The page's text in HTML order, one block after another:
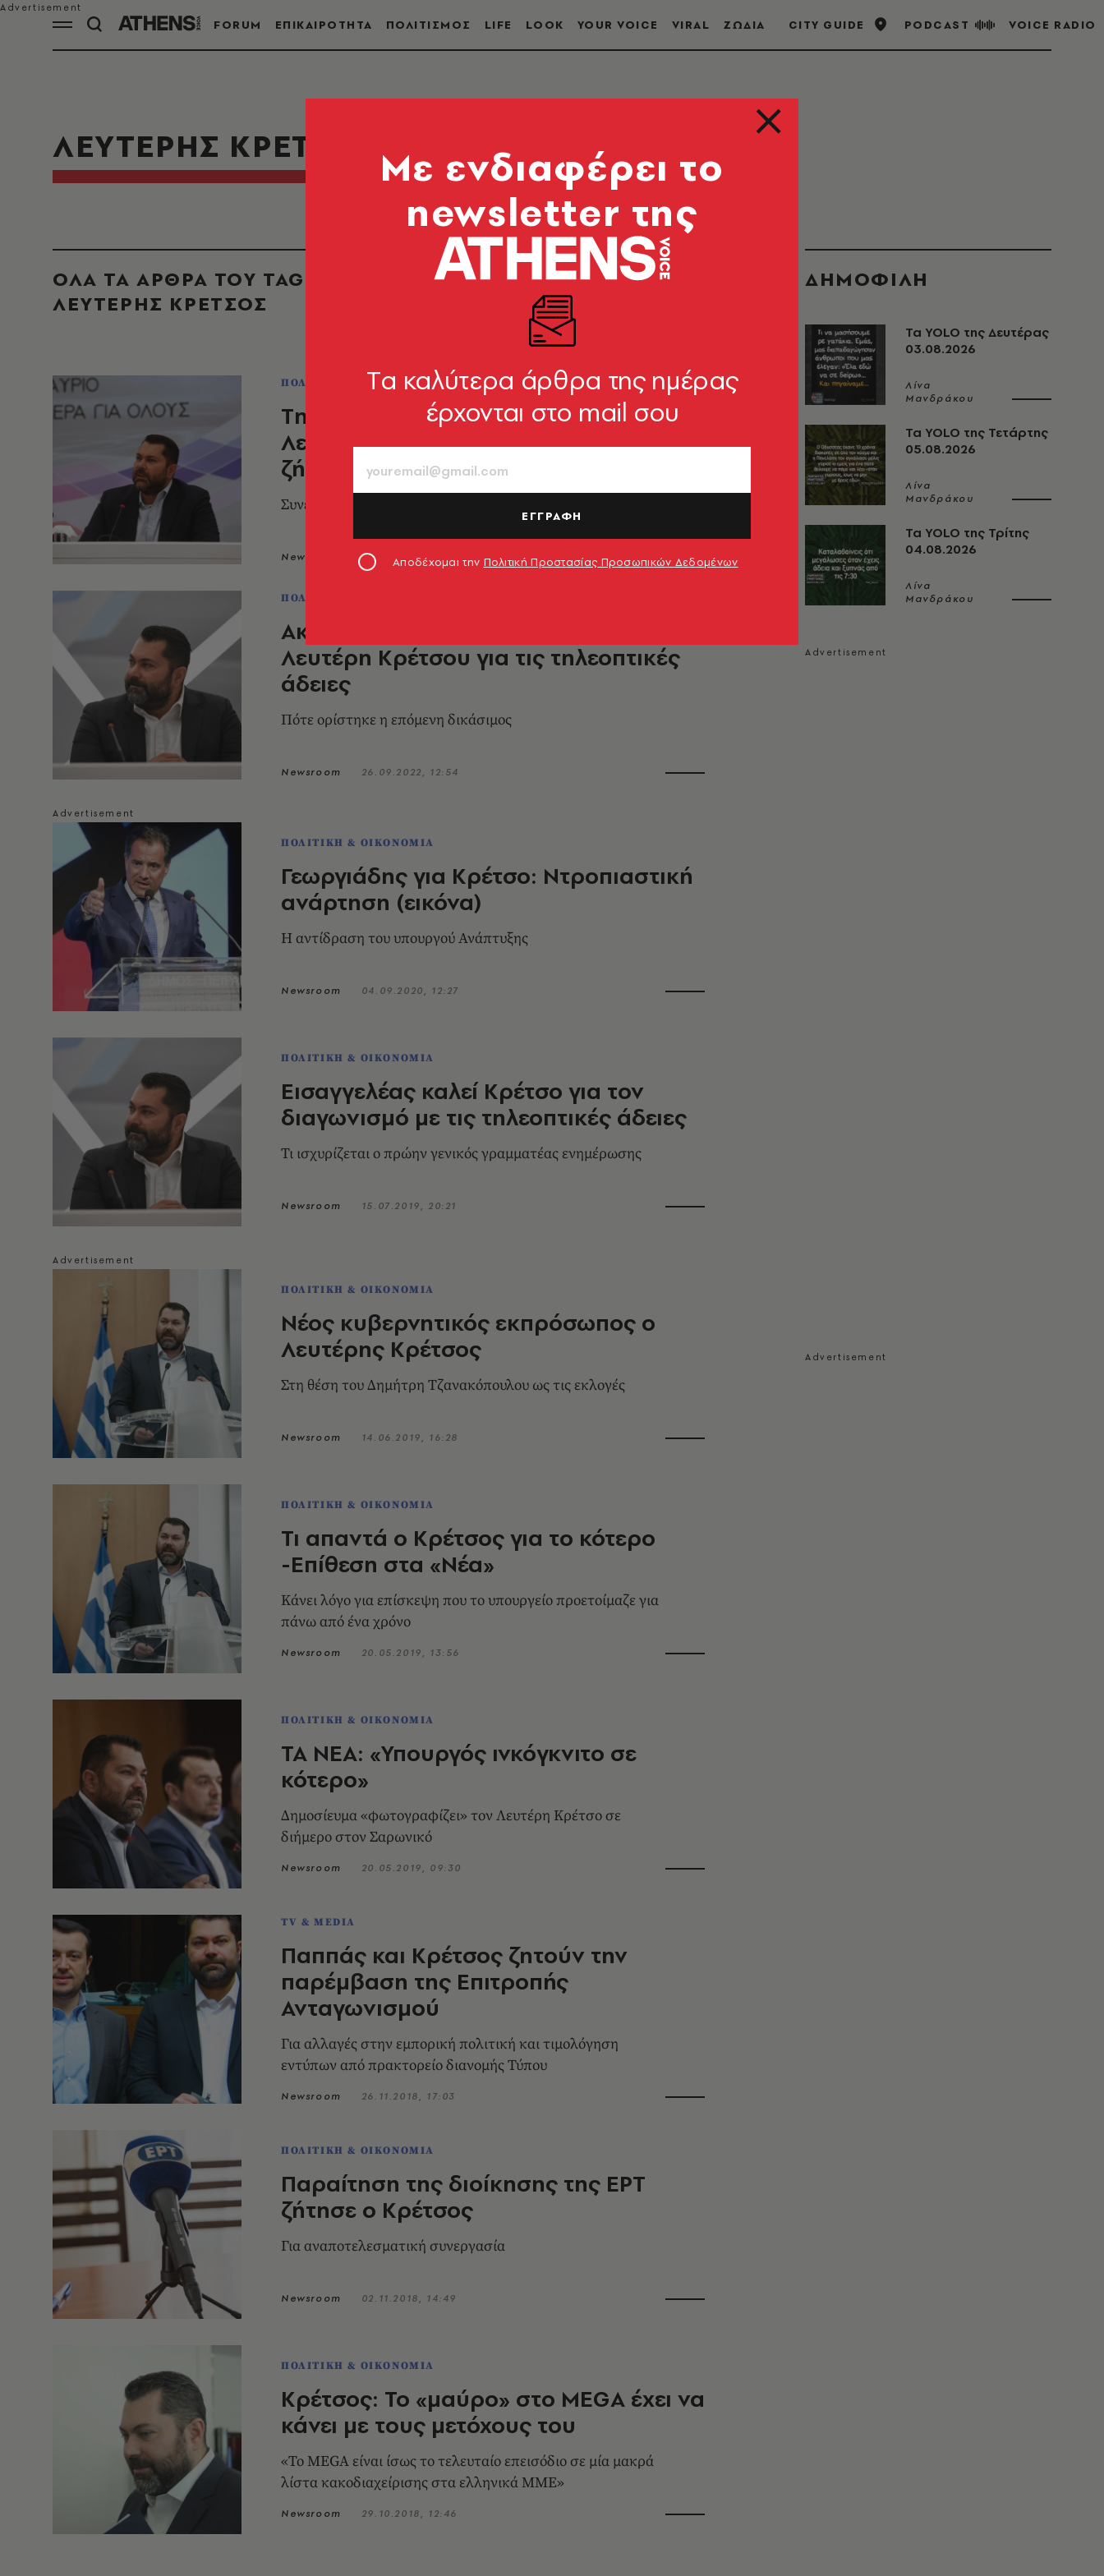
FORUM ΕΠΙΚΑΙΡΟΤΗΤΑ ΠΟΛΙΤΙΣΜΟΣ LIFE LOOK YOUR VOICE VIRAL ΖΩΔΙΑ CITY GUIDE PODCAST VOICE RADIO
ΛΕΥΤΕΡΗΣ ΚΡΕΤΣΟΣ
ΟΛΑ ΤΑ ΑΡΘΡΑ ΤΟΥ TAG
ΛΕΥΤΕΡΗΣ ΚΡΕΤΣΟΣ
ΠΟΛΙΤΙΚΗ & ΟΙΚΟΝΟΜΙΑ
Tηλεοπτικές άδειες: Την αθώωση του
Λευτέρη Κρέτσου και υιού Καλογρίτσα
ζήτησε η εισαγγελέας
Συνεχίζεται η διαδικασία
Newsroom 27.01.2023, 13:17
ΠΟΛΙΤΙΚΗ & ΟΙΚΟΝΟΜΙΑ
Ακόμα μία αναβολή στη δίκη του
Λευτέρη Κρέτσου για τις τηλεοπτικές
άδειες
Πότε ορίστηκε η επόμενη δικάσιμος
Newsroom 26.09.2022, 12:54
ΠΟΛΙΤΙΚΗ & ΟΙΚΟΝΟΜΙΑ
Γεωργιάδης για Κρέτσο: Ντροπιαστική
ανάρτηση (εικόνα)
Η αντίδραση του υπουργού Ανάπτυξης
Newsroom 04.09.2020, 12:27
ΠΟΛΙΤΙΚΗ & ΟΙΚΟΝΟΜΙΑ
Εισαγγελέας καλεί Κρέτσο για τον
διαγωνισμό με τις τηλεοπτικές άδειες
Τι ισχυρίζεται ο πρώην γενικός γραμματέας ενημέρωσης
Newsroom 15.07.2019, 20:21
ΠΟΛΙΤΙΚΗ & ΟΙΚΟΝΟΜΙΑ
Νέος κυβερνητικός εκπρόσωπος ο
Λευτέρης Κρέτσος
Στη θέση του Δημήτρη Τζανακόπουλου ως τις εκλογές
Newsroom 14.06.2019, 16:28
ΠΟΛΙΤΙΚΗ & ΟΙΚΟΝΟΜΙΑ
Τι απαντά ο Κρέτσος για το κότερο
-Επίθεση στα «Νέα»
Κάνει λόγο για επίσκεψη που το υπουργείο προετοίμαζε για
πάνω από ένα χρόνο
Newsroom 20.05.2019, 13:56
ΠΟΛΙΤΙΚΗ & ΟΙΚΟΝΟΜΙΑ
ΤΑ ΝΕΑ: «Υπουργός ινκόγκνιτο σε
κότερο»
Δημοσίευμα «φωτογραφίζει» τον Λευτέρη Κρέτσο σε
διήμερο στον Σαρωνικό
Newsroom 20.05.2019, 09:30
TV & MEDIA
Παππάς και Κρέτσος ζητούν την
παρέμβαση της Επιτροπής
Ανταγωνισμού
Για αλλαγές στην εμπορική πολιτική και τιμολόγηση
εντύπων από πρακτορείο διανομής Τύπου
Newsroom 26.11.2018, 17:03
ΠΟΛΙΤΙΚΗ & ΟΙΚΟΝΟΜΙΑ
Παραίτηση της διοίκησης της ΕΡΤ
ζήτησε ο Κρέτσος
Για αναποτελεσματική συνεργασία
Newsroom 02.11.2018, 14:49
ΠΟΛΙΤΙΚΗ & ΟΙΚΟΝΟΜΙΑ
Κρέτσος: Το «μαύρο» στο MEGA έχει να
κάνει με τους μετόχους του
«Το MEGA είναι ίσως το τελευταίο επεισόδιο σε μία μακρά
λίστα κακοδιαχείρισης στα ελληνικά ΜΜΕ»
Newsroom 29.10.2018, 12:46
ΔΗΜΟΦΙΛΗ
Τα YOLO της Δευτέρας
03.08.2026
Λίνα
Μανδράκου
Τα YOLO της Τετάρτης
05.08.2026
Λίνα
Μανδράκου
Τα YOLO της Τρίτης
04.08.2026
Λίνα
Μανδράκου
Mε ενδιαφέρει το
newsletter της
Tα καλύτερα άρθρα της ημέρας
έρχονται στο mail σου
ΕΓΓΡΑΦΗ
Αποδέχομαι την Πολιτική Προστασίας Προσωπικών Δεδομένων